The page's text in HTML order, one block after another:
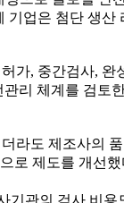
업은 첨단 생산
, 중간검사, 완
리 체계를 검토
라도 제조사의
로 제도를 개선
관의 검사 비용